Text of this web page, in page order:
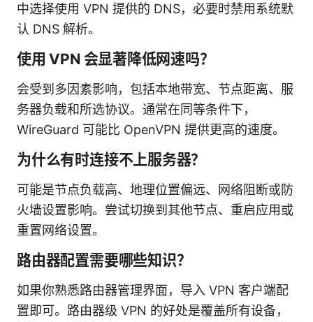
中选择使用 VPN 提供的 DNS，必要时禁用系统默
认 DNS 解析。
使用 VPN 会显著降低网速吗？
会受到多因素影响，包括本地带宽、节点距离、服
务器负载和所选协议。通常在同等条件下，
WireGuard 可能比 OpenVPN 提供更高的速度。
为什么有时连接不上服务器？
可能是节点负载高、地理位置偏远、网络阻断或防
火墙设置影响。尝试切换到其他节点、重启应用或
重置网络设置。
路由器配置需要哪些知识？
如果你熟悉路由器管理界面，导入 VPN 客户端配
置即可。路由器级 VPN 的好处是覆盖所有设备，